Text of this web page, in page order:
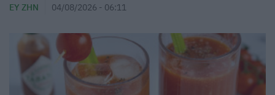
ΕΥ ΖΗΝ 04/08/2026 - 06:11